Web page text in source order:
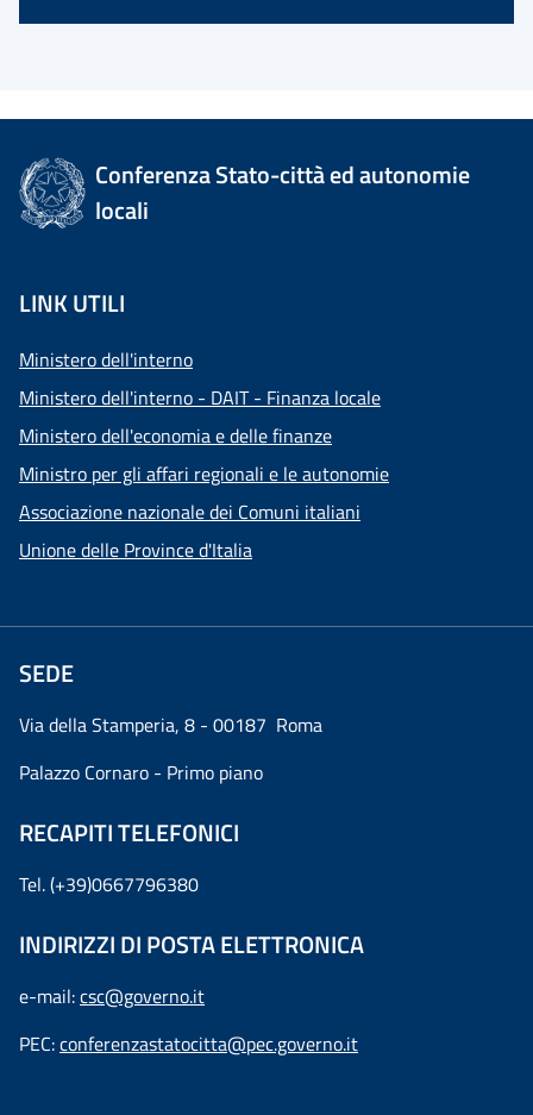
Conferenza Stato-città ed autonomie
locali
LINK UTILI
Ministero dell'interno
Ministero dell'interno - DAIT - Finanza locale
Ministero dell'economia e delle finanze
Ministro per gli affari regionali e le autonomie
Associazione nazionale dei Comuni italiani
Unione delle Province d'Italia
SEDE
Via della Stamperia, 8 - 00187 Roma
Palazzo Cornaro - Primo piano
RECAPITI TELEFONICI
Tel. (+39)0667796380
INDIRIZZI DI POSTA ELETTRONICA
e-mail:csc@governo.it
PEC:conferenzastatocitta@pec.governo.it